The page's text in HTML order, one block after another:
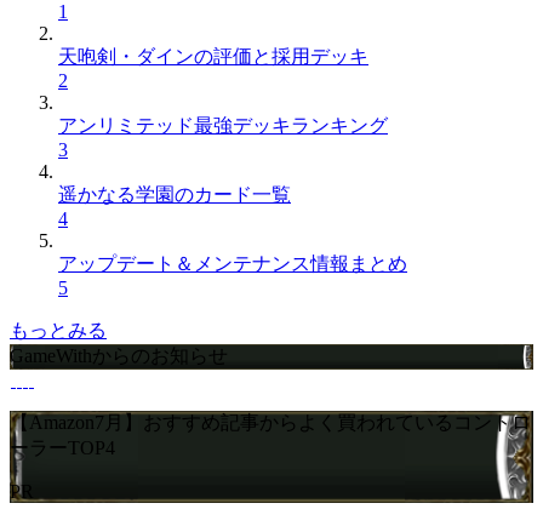
1
天咆剣・ダインの評価と採用デッキ
2
アンリミテッド最強デッキランキング
3
遥かなる学園のカード一覧
4
アップデート＆メンテナンス情報まとめ
5
もっとみる
GameWithからのお知らせ
【Amazon7月】おすすめ記事からよく買われているコントロ
ーラーTOP4
PR